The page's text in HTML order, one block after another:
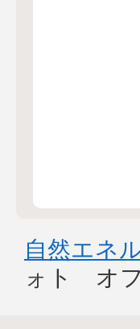
自然エネ
ォト オ